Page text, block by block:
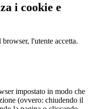
i cookie e
l'utente accetta.
impostato in modo che
(ovvero: chiudendo il